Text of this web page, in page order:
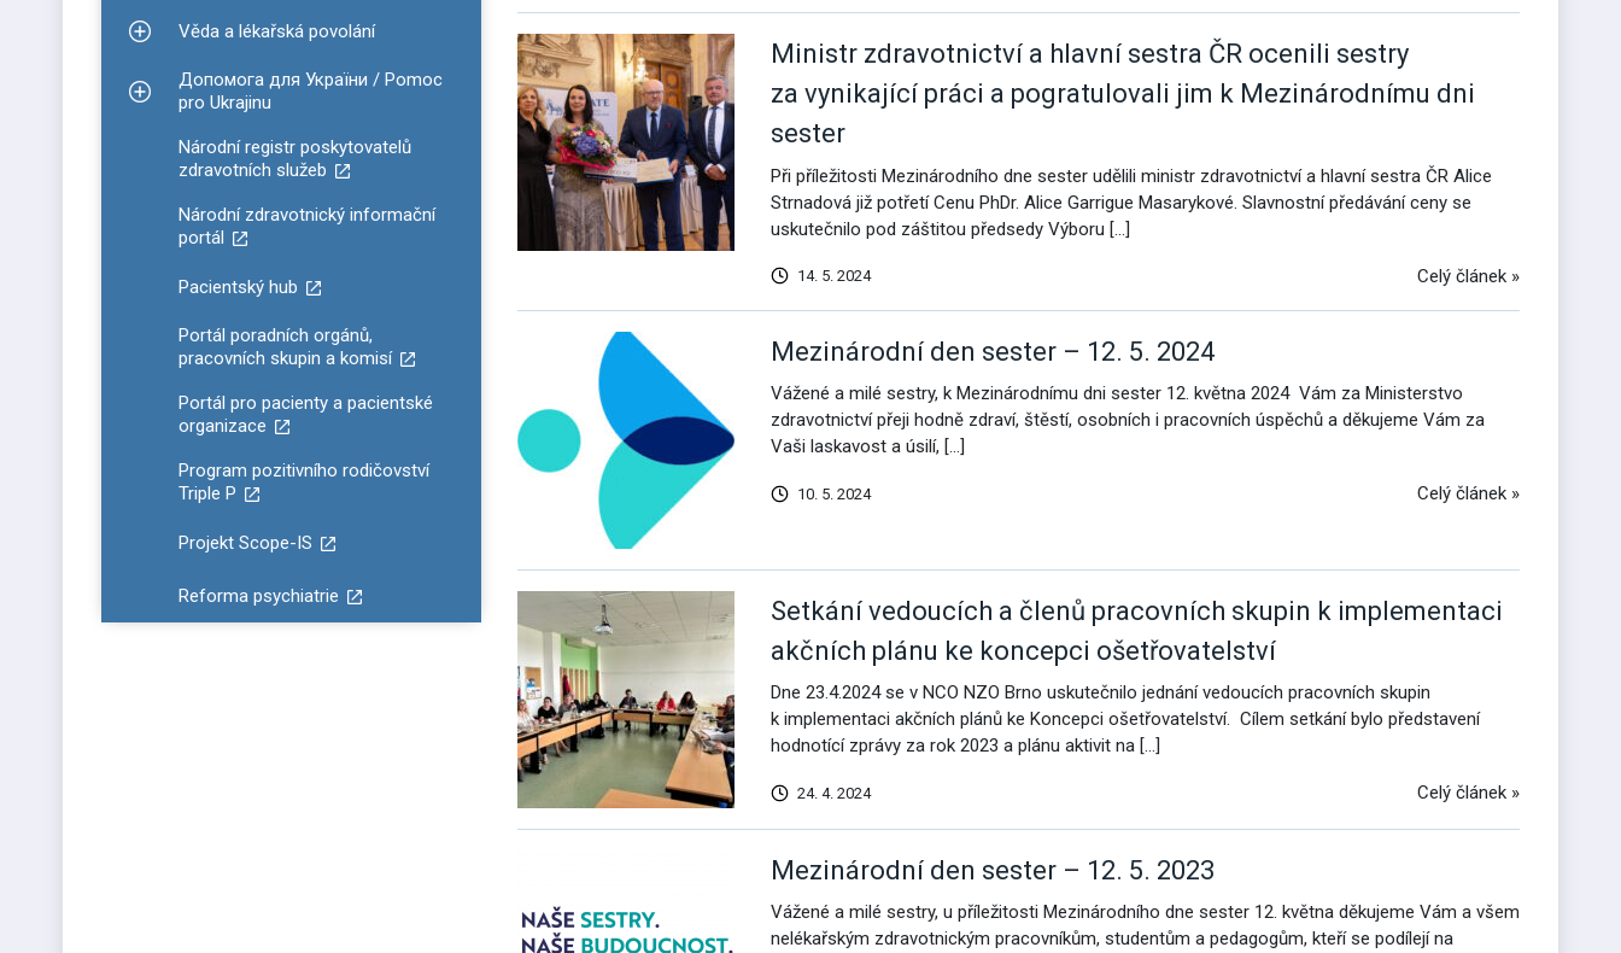
Zobrazit podmenu pro Věda a lékařská povolání
Věda a lékařská povolání
Zobrazit podmenu pro Допомога для України / Pomoc pro Ukrajinu
Допомога для України / Pomoc
pro Ukrajinu
Národní registr poskytovatelů
zdravotních služeb
Národní zdravotnický informační
portál
Pacientský hub
Portál poradních orgánů,
pracovních skupin a komisí
Portál pro pacienty a pacientské
organizace
Program pozitivního rodičovství
Triple P
Projekt Scope-IS
Reforma psychiatrie
Ministr zdravotnictví a hlavní sestra ČR ocenili sestry
za vynikající práci a pogratulovali jim k Mezinárodnímu dni
sester
Při příležitosti Mezinárodního dne sester udělili ministr zdravotnictví a hlavní sestra ČR Alice
Strnadová již potřetí Cenu PhDr. Alice Garrigue Masarykové. Slavnostní předávání ceny se
uskutečnilo pod záštitou předsedy Výboru […]
14. 5. 2024 Celý článek »
Mezinárodní den sester – 12. 5. 2024
Vážené a milé sestry, k Mezinárodnímu dni sester 12. května 2024 Vám za Ministerstvo
zdravotnictví přeji hodně zdraví, štěstí, osobních i pracovních úspěchů a děkujeme Vám za
Vaši laskavost a úsilí, […]
10. 5. 2024 Celý článek »
Setkání vedoucích a členů pracovních skupin k implementaci
akčních plánu ke koncepci ošetřovatelství
Dne 23.4.2024 se v NCO NZO Brno uskutečnilo jednání vedoucích pracovních skupin
k implementaci akčních plánů ke Koncepci ošetřovatelství. Cílem setkání bylo představení
hodnotící zprávy za rok 2023 a plánu aktivit na […]
24. 4. 2024 Celý článek »
Mezinárodní den sester – 12. 5. 2023
Vážené a milé sestry, u příležitosti Mezinárodního dne sester 12. května děkujeme Vám a všem
nelékařským zdravotnickým pracovníkům, studentům a pedagogům, kteří se podílejí na